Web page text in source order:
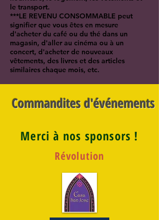
le transport.
***LE REVENU CONSOMMABLE peut
signifier que vous êtes en mesure
d'acheter du café ou du thé dans un
magasin, d'aller au cinéma ou à un
concert, d'acheter de nouveaux
vêtements, des livres et des articles
similaires chaque mois, etc.
Commandites d'événements
Merci à nos sponsors !
Révolution